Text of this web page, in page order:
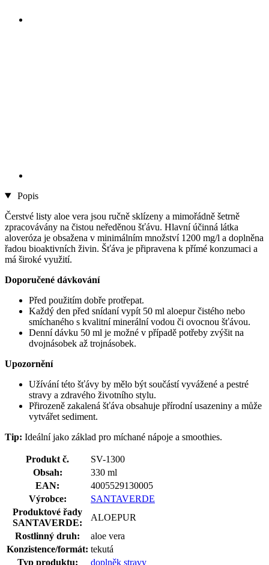
Popis
Čerstvé listy aloe vera jsou ručně sklízeny a mimořádně šetrně
zpracovávány na čistou neředěnou šťávu. Hlavní účinná látka
aloveróza je obsažena v minimálním množství 1200 mg/l a doplněna
řadou bioaktivních živin. Šťáva je připravena k přímé konzumaci a
má široké využití.
Doporučené dávkování
Před použitím dobře protřepat.
Každý den před snídaní vypít 50 ml aloepur čistého nebo
smíchaného s kvalitní minerální vodou či ovocnou šťávou.
Denní dávku 50 ml je možné v případě potřeby zvýšit na
dvojnásobek až trojnásobek.
Upozornění
Užívání této šťávy by mělo být součástí vyvážené a pestré
stravy a zdravého životního stylu.
Přirozeně zakalená šťáva obsahuje přírodní usazeniny a může
vytvářet sediment.
Tip: Ideální jako základ pro míchané nápoje a smoothies.
Produkt č.
SV-1300
Obsah:
330 ml
EAN:
4005529130005
Výrobce:
SANTAVERDE
Produktové řady
SANTAVERDE:
ALOEPUR
Rostlinný druh:
aloe vera
Konzistence/formát: tekutá
Typ produktu:
doplněk stravy